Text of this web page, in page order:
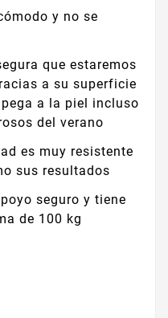
y no se
que estaremos
a su superficie
a la piel incluso
del verano
es muy resistente
sus resultados
seguro y tiene
de 100 kg